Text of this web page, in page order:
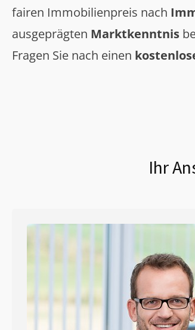
fairen Immobilienpreis nach
ausgeprägten Marktkenntnis
Fragen Sie nach einen
Ihr